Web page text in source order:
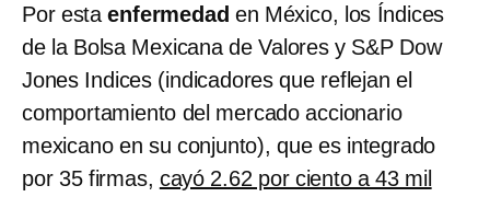
Por estaenfermedad en México, los Índices
de la Bolsa Mexicana de Valores y S&P Dow
Jones Indices (indicadores que reflejan el
comportamiento del mercado accionario
mexicano en su conjunto), que es integrado
por 35 firmas, cayó 2.62 por ciento a 43 mil